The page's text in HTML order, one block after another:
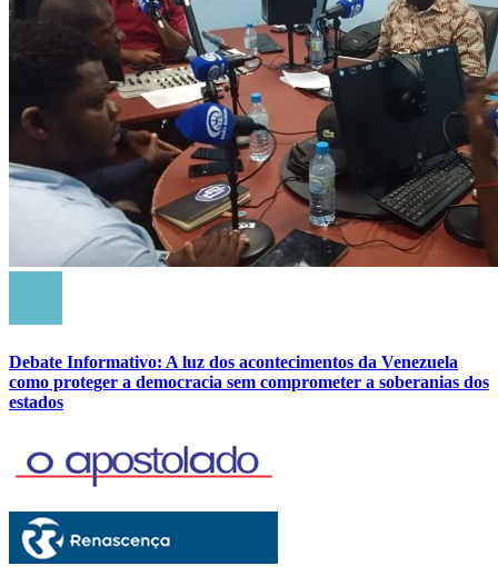
Debate Informativo: A luz dos acontecimentos da Venezuela
como proteger a democracia sem comprometer a soberanias dos
estados